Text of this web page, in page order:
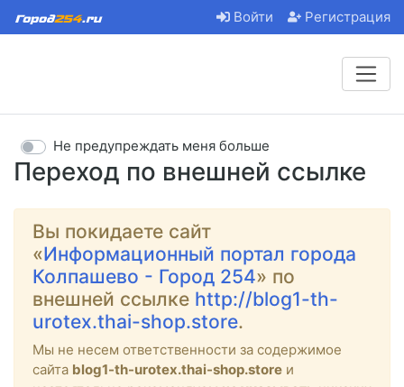
Войти Регистрация
Переход по внешней ссылке
Не предупреждать меня больше
Вы покидаете сайт
«Информационный портал города
Колпашево - Город 254» по
внешней ссылке http://blog1-th-
urotex.thai-shop.store.
Мы не несем ответственности за содержимое
сайта blog1-th-urotex.thai-shop.store и